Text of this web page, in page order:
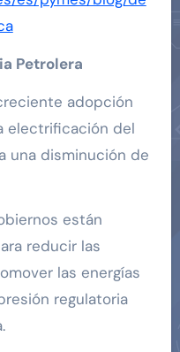
Petrolera
adopción
electrificación del
una disminución de
están
reducir las
las energías
regulatoria